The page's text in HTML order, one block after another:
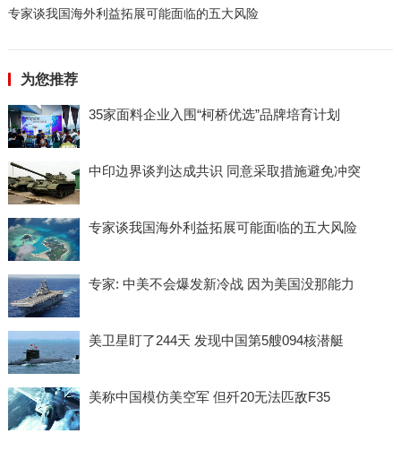
专家谈我国海外利益拓展可能面临的五大风险
为您推荐
35家面料企业入围“柯桥优选”品牌培育计划
中印边界谈判达成共识 同意采取措施避免冲突
专家谈我国海外利益拓展可能面临的五大风险
专家: 中美不会爆发新冷战 因为美国没那能力
美卫星盯了244天 发现中国第5艘094核潜艇
美称中国模仿美空军 但歼20无法匹敌F35